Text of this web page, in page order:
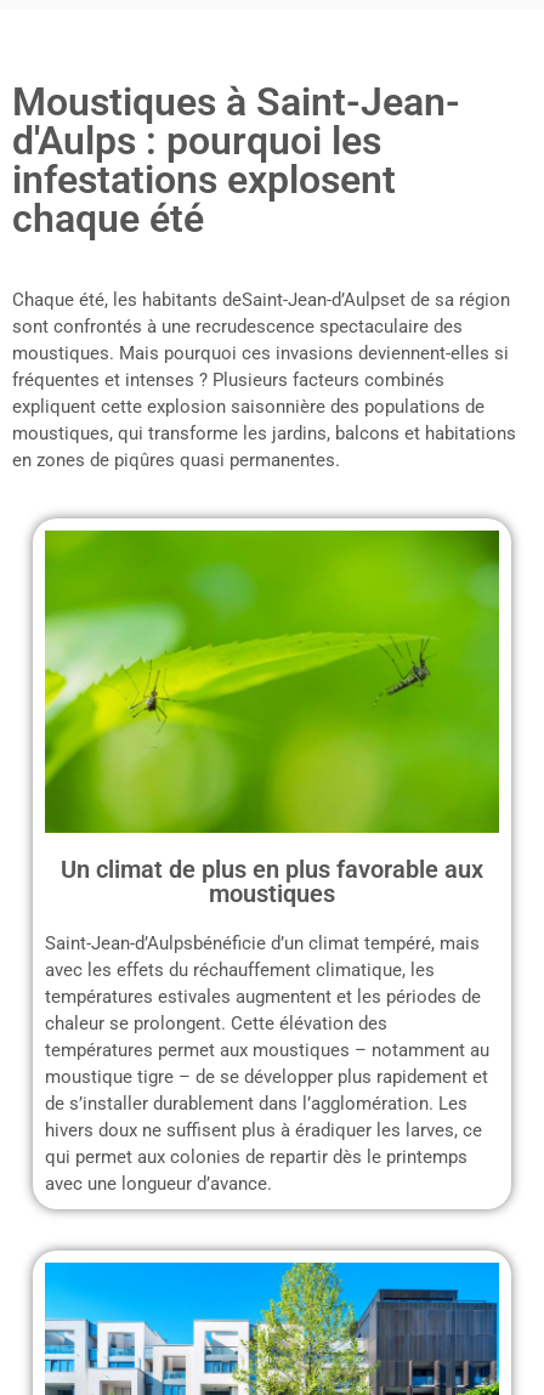
Moustiques à Saint-Jean-
d'Aulps : pourquoi les
infestations explosent
chaque été
Chaque été, les habitants deSaint-Jean-d’Aulpset de sa région
sont confrontés à une recrudescence spectaculaire des
moustiques. Mais pourquoi ces invasions deviennent-elles si
fréquentes et intenses ? Plusieurs facteurs combinés
expliquent cette explosion saisonnière des populations de
moustiques, qui transforme les jardins, balcons et habitations
en zones de piqûres quasi permanentes.
Un climat de plus en plus favorable aux
moustiques
Saint-Jean-d’Aulpsbénéficie d’un climat tempéré, mais
avec les effets du réchauffement climatique, les
températures estivales augmentent et les périodes de
chaleur se prolongent. Cette élévation des
températures permet aux moustiques – notamment au
moustique tigre – de se développer plus rapidement et
de s’installer durablement dans l’agglomération. Les
hivers doux ne suffisent plus à éradiquer les larves, ce
qui permet aux colonies de repartir dès le printemps
avec une longueur d’avance.